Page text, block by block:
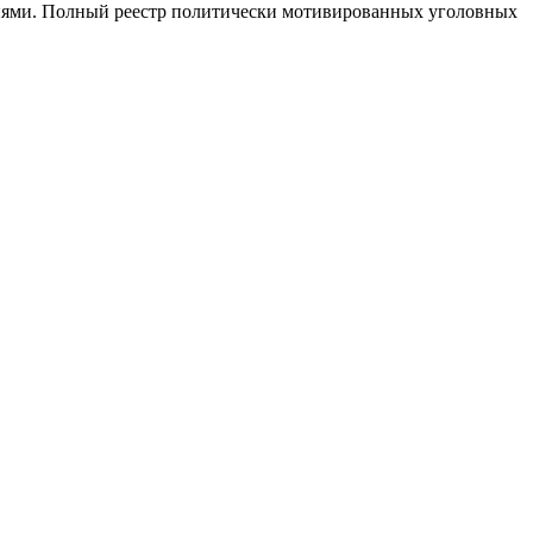
Полный реестр политически мотивированных уголовных